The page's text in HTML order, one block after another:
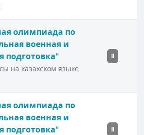
олимпиада по
военная и
подготовка"
на казахском языке
II
олимпиада по
военная и
подготовка"
II